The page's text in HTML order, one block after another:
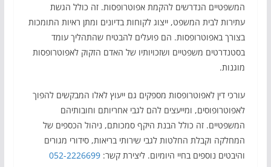
המשפטיים הנדרשים להקמת אפוטרופסות. זה כולל הגשת
עתירות לבית המשפט, ייצוג לקוחות בדיונים ומתן ראיות התומכות
בצורך באפוטרופסות. הם פועלים להבטיח שהתהליך עומד
בסטנדרטים משפטיים ושזכויותיו של האדם הזקוק לאפוטרופסות
מוגנות.
עורכי דין לאפוטרופסות מספקים גם ייעוץ לאלו המבקשים להפוך
לאפוטרופוסים, ומייעצים להם לגבי אחריותם וחובותיהם
המשפטיים. זה כולל הבנת היקף סמכותם, ניהול הכספים של
המחלקה וקבלת החלטות לגבי שירותי בריאות, סידורי מגורים
והיבטים נוספים בחיי היומיום. ליצירת קשר: 052-2226699